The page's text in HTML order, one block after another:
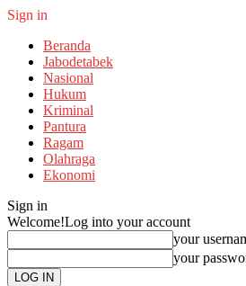
Sign in
Beranda
Jabodetabek
Nasional
Hukum
Kriminal
Pantura
Ragam
Olahraga
Ekonomi
Sign in
Welcome!Log into your account
your
your